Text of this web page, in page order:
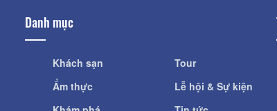
Danh mục
Khách sạn
Ẩm thực
Tour
Lễ hội & Sự kiện